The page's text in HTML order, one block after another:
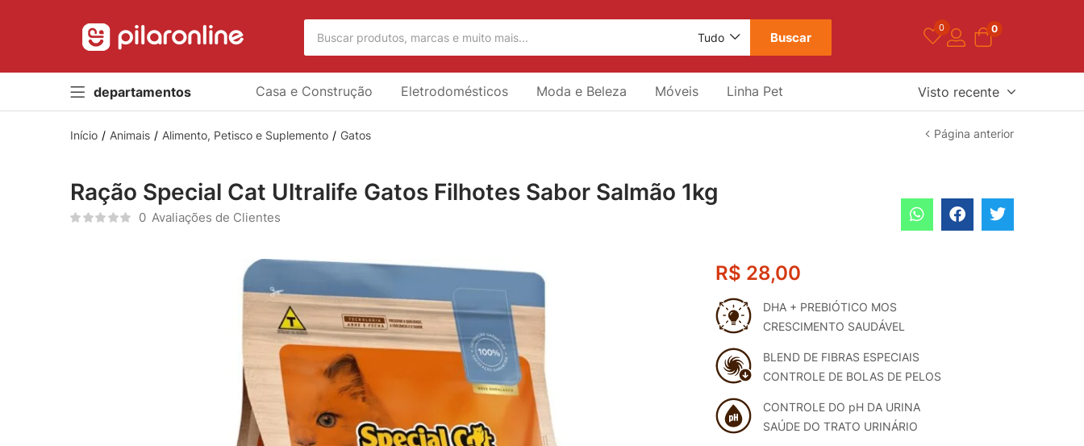
Tudo Buscar
0 0
departamentos Casa e Construção Eletrodomésticos Moda e Beleza Móveis Linha Pet Visto recente
Início Animais Alimento, Petisco e Suplemento Gatos Página anterior
Ração Special Cat Ultralife Gatos Filhotes Sabor Salmão 1kg
0 Avaliações de Clientes
R$ 28,00
DHA + PREBIÓTICO MOS
CRESCIMENTO SAUDÁVEL
BLEND DE FIBRAS ESPECIAIS
CONTROLE DE BOLAS DE PELOS
CONTROLE DO pH DA URINA
SAÚDE DO TRATO URINÁRIO